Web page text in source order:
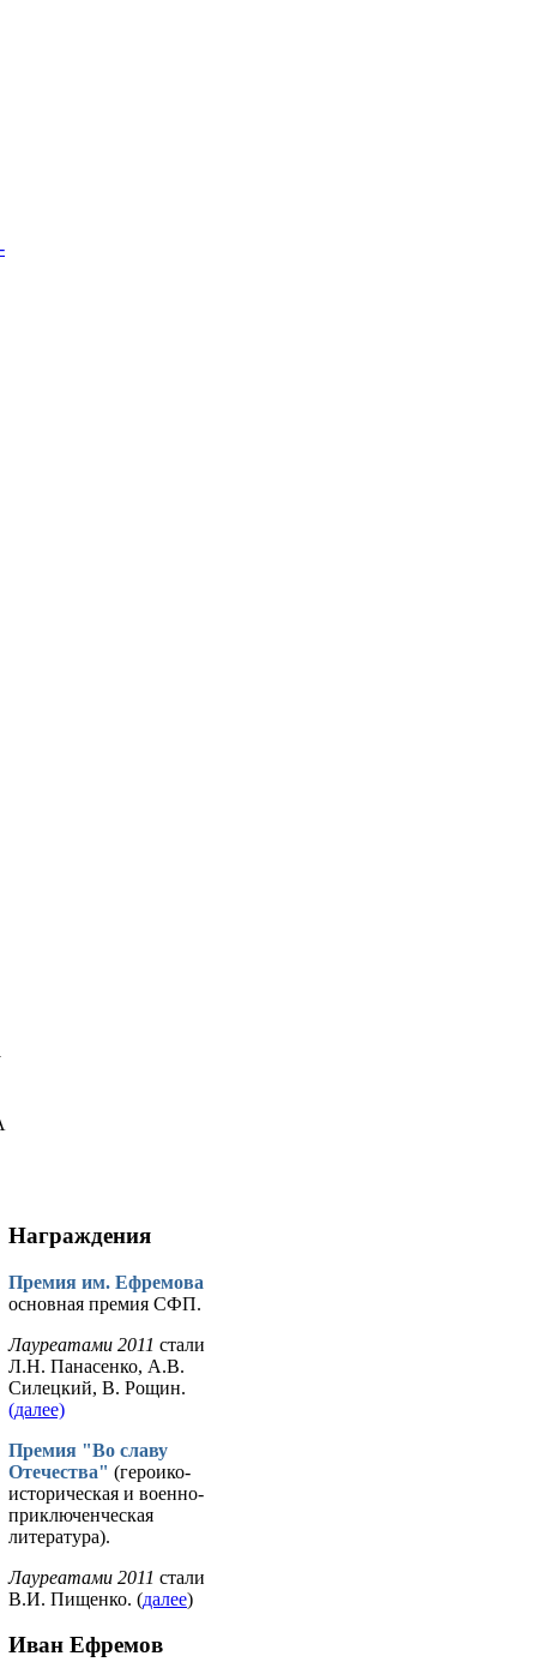
Награждения
Премия им. Ефремова
основная премия СФП.
Лауреатами 2011 стали
Л.Н. Панасенко, А.В.
Силецкий, В. Рощин.
(далее)
Премия "Во славу
Отечества" (героико-
историческая и военно-
приключенческая
литература).
Лауреатами 2011 стали
В.И. Пищенко. (далее)
Иван Ефремов